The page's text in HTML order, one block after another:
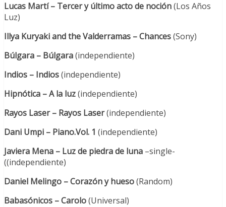
Lucas Martí– Tercer y último acto de noción(Los Años
Luz)
Illya Kuryaki and the Valderramas – Chances(Sony)
Búlgara – Búlgara(independiente)
Indios – Indios(independiente)
Hipnótica – A la luz(independiente)
Rayos Laser – Rayos Laser(independiente)
Dani Umpi – Piano.Vol. 1 (independiente)
Javiera Mena – Luz de piedra de luna –single-
((independiente)
Daniel Melingo – Corazón y hueso(Random)
Babasónicos – Carolo(Universal)